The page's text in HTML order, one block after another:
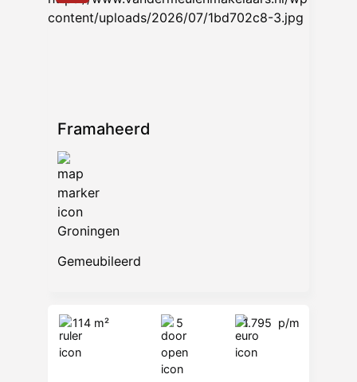
Framaheerd
Groningen
Gemeubileerd
114 m² 5 1.795 p/m